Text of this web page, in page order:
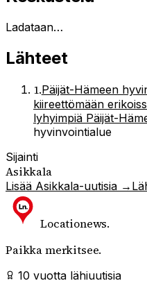
Ladataan…
Lähteet
1.Päijät-Hämeen
kiireettömään
lyhyimpiä Päijät-
hyvinvointialue
Sijainti
Asikkala
Lisää Asikkala-uutisia →
Locationews.
Paikka merkitsee.
10 vuotta lähiuutisia